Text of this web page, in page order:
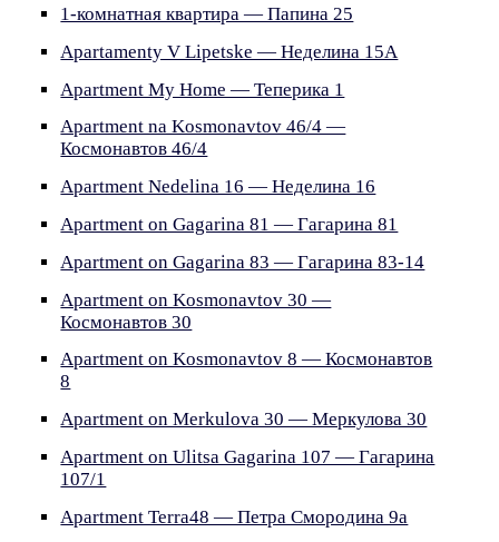
1-комнатная квартира — Папина 25
Apartamenty V Lipetske — Неделина 15A
Apartment My Home — Теперика 1
Apartment na Kosmonavtov 46/4 —
Космонавтов 46/4
Apartment Nedelina 16 — Неделина 16
Apartment on Gagarina 81 — Гагарина 81
Apartment on Gagarina 83 — Гагарина 83-14
Apartment on Kosmonavtov 30 —
Космонавтов 30
Apartment on Kosmonavtov 8 — Космонавтов
8
Apartment on Merkulova 30 — Меркулова 30
Apartment on Ulitsa Gagarina 107 — Гагарина
107/1
Apartment Terra48 — Петра Смородина 9a